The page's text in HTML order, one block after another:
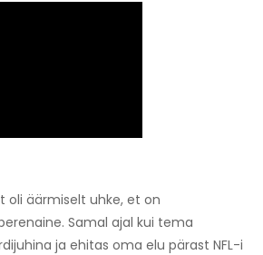
oli äärmiselt uhke, et on
Samal ajal kui tema
ja ehitas oma elu pärast NFL-i